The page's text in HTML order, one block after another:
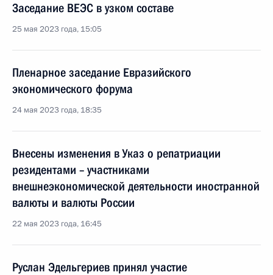
Заседание ВЕЭС в узком составе
25 мая 2023 года, 15:05
Пленарное заседание Евразийского
экономического форума
24 мая 2023 года, 18:35
Внесены изменения в Указ о репатриации
резидентами – участниками
внешнеэкономической деятельности иностранной
валюты и валюты России
22 мая 2023 года, 16:45
Руслан Эдельгериев принял участие